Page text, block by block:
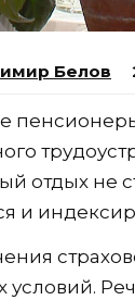
Белов
отдых не
и
условий.